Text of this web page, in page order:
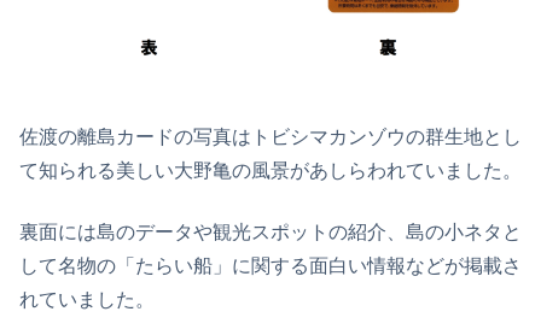
佐渡の離島カードの写真はトビシマカンゾウの群生地とし
て知られる美しい大野亀の風景があしらわれていました。
裏面には島のデータや観光スポットの紹介、島の小ネタと
して名物の「たらい船」に関する面白い情報などが掲載さ
れていました。